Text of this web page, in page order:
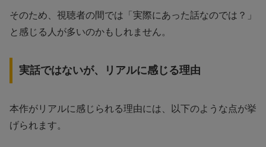
そのため、視聴者の間では「実際にあった話なのでは？」
と感じる人が多いのかもしれません。
実話ではないが、リアルに感じる理由
本作がリアルに感じられる理由には、以下のような点が挙
げられます。